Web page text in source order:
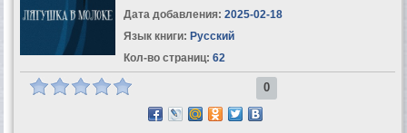
Дата добавления: 2025-02-18
Язык книги: Русский
Кол-во страниц: 62
0